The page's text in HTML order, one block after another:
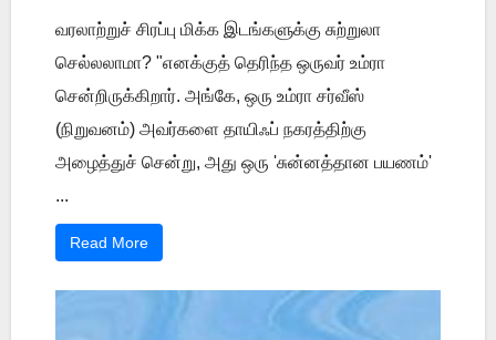
வரலாற்றுச் சிரப்பு மிக்க இடங்களுக்கு சுற்றுலா
செல்லலாமா? "எனக்குத் தெரிந்த ஒருவர் உம்ரா
சென்றிருக்கிறார். அங்கே, ஒரு உம்ரா சர்வீஸ்
(நிறுவனம்) அவர்களை தாயிஃப் நகரத்திற்கு
அழைத்துச் சென்று, அது ஒரு 'சுன்னத்தான பயணம்'
...
Read More